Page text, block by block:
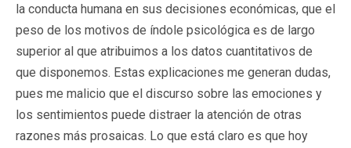
la conducta humana en sus decisiones económicas, que el
peso de los motivos de índole psicológica es de largo
superior al que atribuimos a los datos cuantitativos de
que disponemos. Estas explicaciones me generan dudas,
pues me malicio que el discurso sobre las emociones y
los sentimientos puede distraer la atención de otras
razones más prosaicas. Lo que está claro es que hoy